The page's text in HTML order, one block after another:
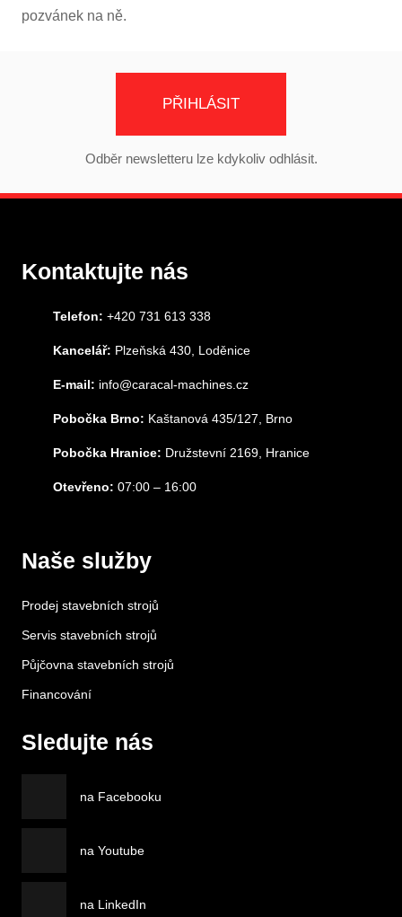
pozvánek na ně.
PŘIHLÁSIT
Odběr newsletteru lze kdykoliv odhlásit.
Kontaktujte nás
Telefon: +420 731 613 338
Kancelář: Plzeňská 430, Loděnice
E-mail: info@caracal-machines.cz
Pobočka Brno: Kaštanová 435/127, Brno
Pobočka Hranice: Družstevní 2169, Hranice
Otevřeno: 07:00 – 16:00
Naše služby
Prodej stavebních strojů
Servis stavebních strojů
Půjčovna stavebních strojů
Financování
Sledujte nás
na Facebooku
na Youtube
na LinkedIn